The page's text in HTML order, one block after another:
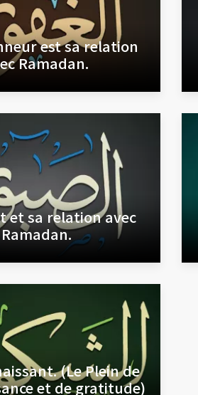
est sa relation
Ramadan.
et sa relation avec
Ramadan.
(Le Plein de
et de gratitude)